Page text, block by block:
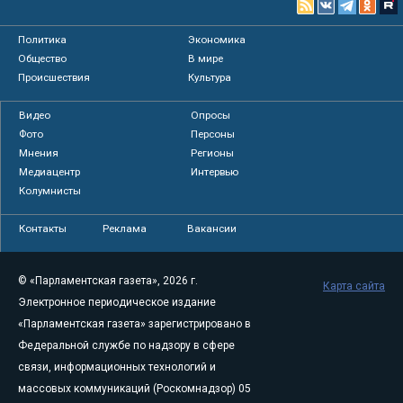
Политика
Экономика
Общество
В мире
Происшествия
Культура
Видео
Опросы
Фото
Персоны
Мнения
Регионы
Медиацентр
Интервью
Колумнисты
Контакты Реклама Вакансии
© «Парламентская газета», 2026 г.
Электронное периодическое издание
«Парламентская газета» зарегистрировано в
Федеральной службе по надзору в сфере
связи, информационных технологий и
массовых коммуникаций (Роскомнадзор) 05
Карта сайта